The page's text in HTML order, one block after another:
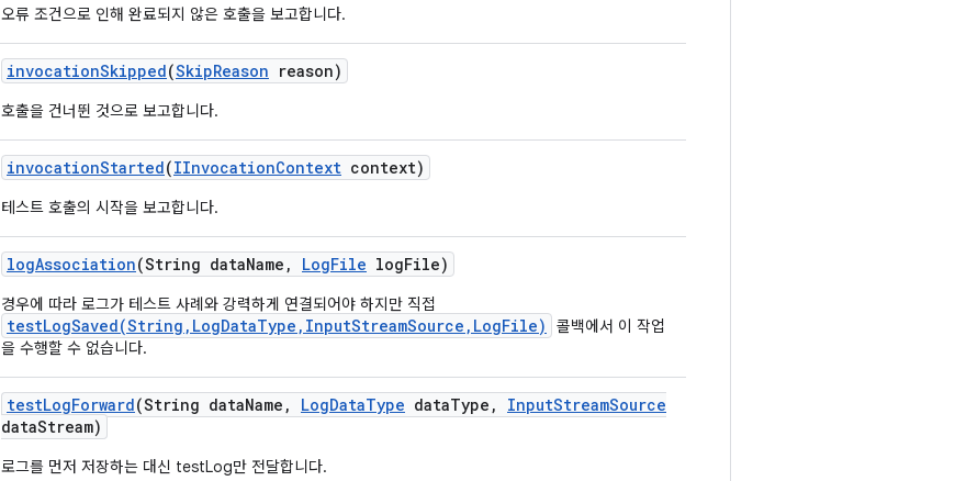
오류 조건으로 인해 완료되지 않은 호출을 보고합니다.
invocationSkipped(SkipReason reason)
호출을 건너뛴 것으로 보고합니다.
invocationStarted(IInvocationContext context)
테스트 호출의 시작을 보고합니다.
logAssociation(String dataName , LogFile logFile)
경우에 따라 로그가 테스트 사례와 강력하게 연결되어야 하지만 직접
testLogSaved(String,LogDataType,InputStreamSource,LogFile)
콜백에서 이 작업
을 수행할 수 없습니다.
testLogForward(String dataName , LogDataType dataType , InputStreamSource
dataStream)
로그를 먼저 저장하는 대신 testLog만 전달합니다.